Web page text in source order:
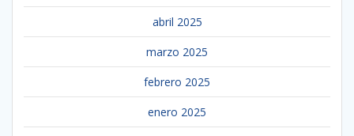
abril 2025
marzo 2025
febrero 2025
enero 2025